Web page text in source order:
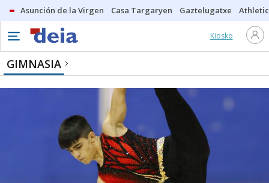
Asunción de la Virgen Casa Targaryen Gaztelugatxe Athletic
Kiosko
GIMNASIA